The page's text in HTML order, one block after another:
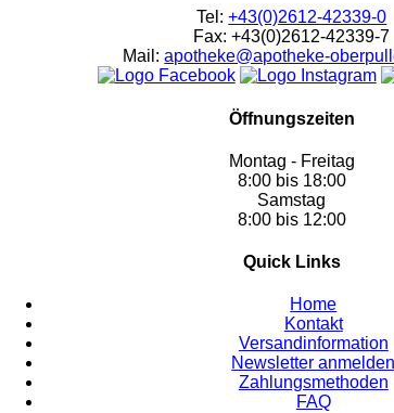
Tel:+43(0)2612-42339-0
Fax: +43(0)2612-42339-7
Mail:apotheke@apotheke-
Öffnungszeiten
Montag - Freitag
8:00 bis 18:00
Samstag
8:00 bis 12:00
Quick Links
Home
Kontakt
Versandinformation
Newsletter anmelden
Zahlungsmethoden
FAQ